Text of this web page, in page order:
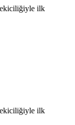
ilk
ilk